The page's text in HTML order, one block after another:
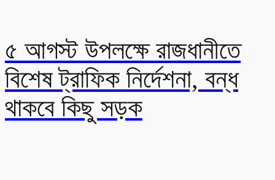
৫ আগস্ট উপলক্ষে রাজধানীতে
বিশেষ ট্রাফিক নির্দেশনা, বন্ধ
থাকবে কিছু সড়ক